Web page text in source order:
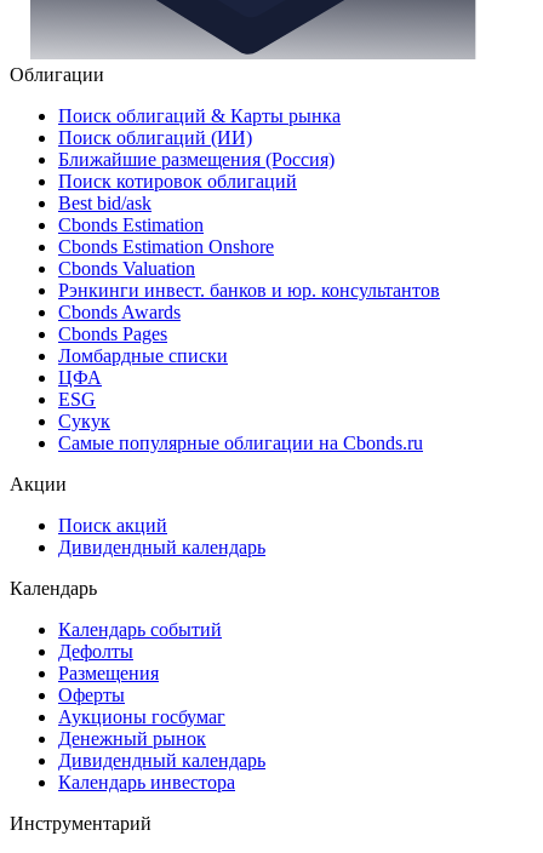
Облигации
Поиск облигаций & Карты рынка
Поиск облигаций (ИИ)
Ближайшие размещения (Россия)
Поиск котировок облигаций
Best bid/ask
Cbonds Estimation
Cbonds Estimation Onshore
Cbonds Valuation
Рэнкинги инвест. банков и юр. консультантов
Cbonds Awards
Cbonds Pages
Ломбардные списки
ЦФА
ESG
Сукук
Самые популярные облигации на Cbonds.ru
Акции
Поиск акций
Дивидендный календарь
Календарь
Календарь событий
Дефолты
Размещения
Оферты
Аукционы госбумаг
Денежный рынок
Дивидендный календарь
Календарь инвестора
Инструментарий